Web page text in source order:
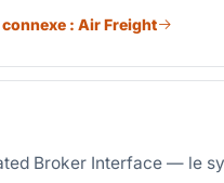
: Air Freight
Broker Interface — le